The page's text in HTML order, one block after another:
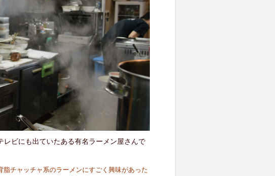
ビにも出ていたある有名ラーメン屋さんで
脂チャッチャ系のラーメンにすごく興味があった